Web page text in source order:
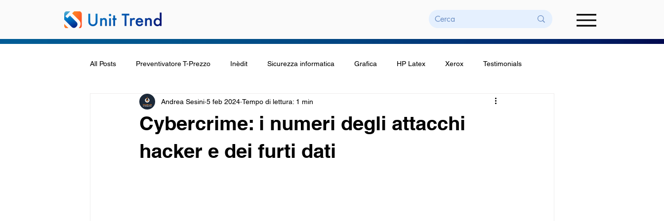
All Posts Preventivatore T-Prezzo Inèdit Sicurezza informatica Grafica HP Latex Xerox Testimonials
Cybercrime: i numeri degli attacchi
hacker e dei furti dati
Andrea Sesini 5 feb 2024 Tempo di lettura: 1 min